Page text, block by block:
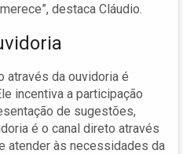
destaca Cláudio.
através da ouvidoria é
incentiva a participação
de sugestões,
é o canal direto através
atender às necessidades da